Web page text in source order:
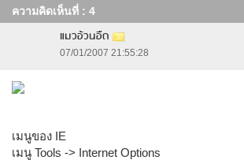
ความคิดเห็นที่ : 4
แมวอ้วนอืด
07/01/2007 21:55:28
เมนูของ IE
เมนู Tools -> Internet Options